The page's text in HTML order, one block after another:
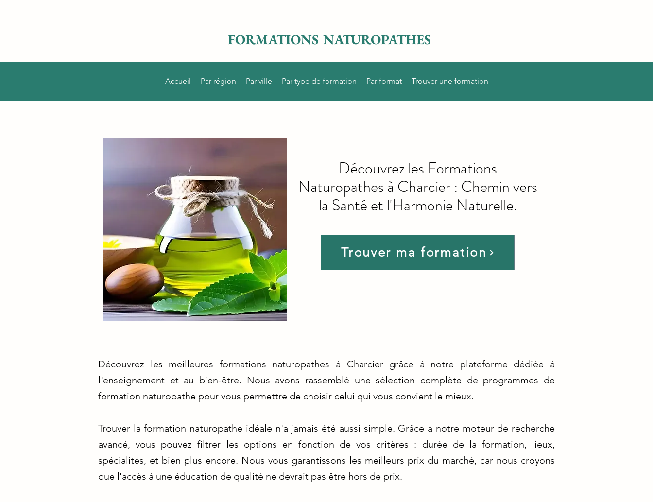
FORMATIONS NATUROPATHES
Accueil Par région Par ville Par type de formation Par format Trouver une formation
Trouver ma formation
Découvrez les Formations
Naturopathes à Charcier : Chemin vers
la Santé et l'Harmonie Naturelle.
Découvrez les meilleures formations naturopathes à Charcier grâce à notre plateforme dédiée à
l'enseignement et au bien-être. Nous avons rassemblé une sélection complète de programmes de
formation naturopathe pour vous permettre de choisir celui qui vous convient le mieux.
Trouver la formation naturopathe idéale n'a jamais été aussi simple. Grâce à notre moteur de recherche
avancé, vous pouvez filtrer les options en fonction de vos critères : durée de la formation, lieux,
spécialités, et bien plus encore. Nous vous garantissons les meilleurs prix du marché, car nous croyons
que l'accès à une éducation de qualité ne devrait pas être hors de prix.